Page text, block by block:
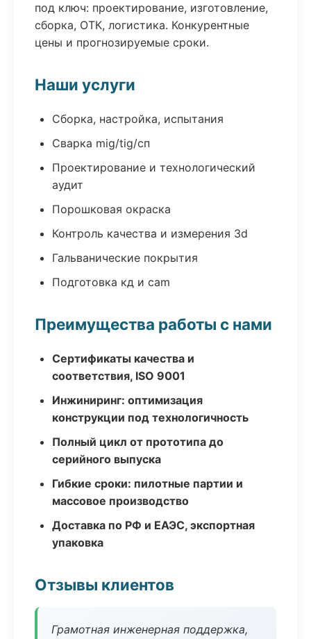
под ключ: проектирование, изготовление,
сборка, ОТК, логистика. Конкурентные
цены и прогнозируемые сроки.
Наши услуги
Сборка, настройка, испытания
Сварка mig/tig/сп
Проектирование и технологический
аудит
Порошковая окраска
Контроль качества и измерения 3d
Гальванические покрытия
Подготовка кд и cam
Преимущества работы с нами
Сертификаты качества и
соответствия, ISO 9001
Инжиниринг: оптимизация
конструкции под технологичность
Полный цикл от прототипа до
серийного выпуска
Гибкие сроки: пилотные партии и
массовое производство
Доставка по РФ и ЕАЭС, экспортная
упаковка
Отзывы клиентов
Грамотная инженерная поддержка,